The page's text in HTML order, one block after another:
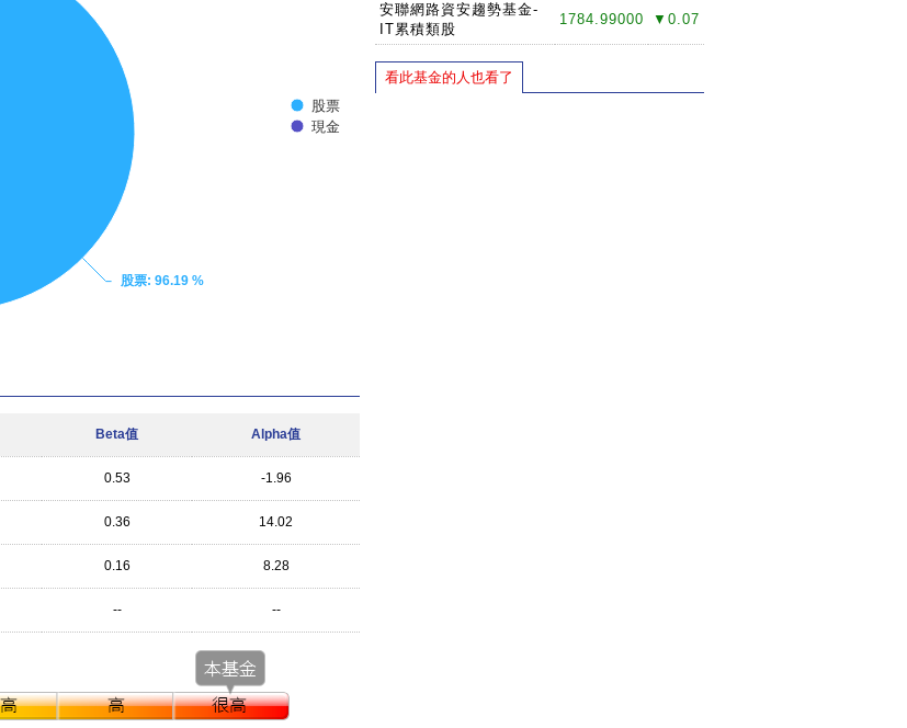
股票: 96.19 %
股票
現金
Beta值 Alpha值
0.53 -1.96
0.36 14.02
0.16 8.28
-- --
安聯網路資安趨勢基金-
IT累積類股
1784.99000 ▼0.07
看此基金的人也看了